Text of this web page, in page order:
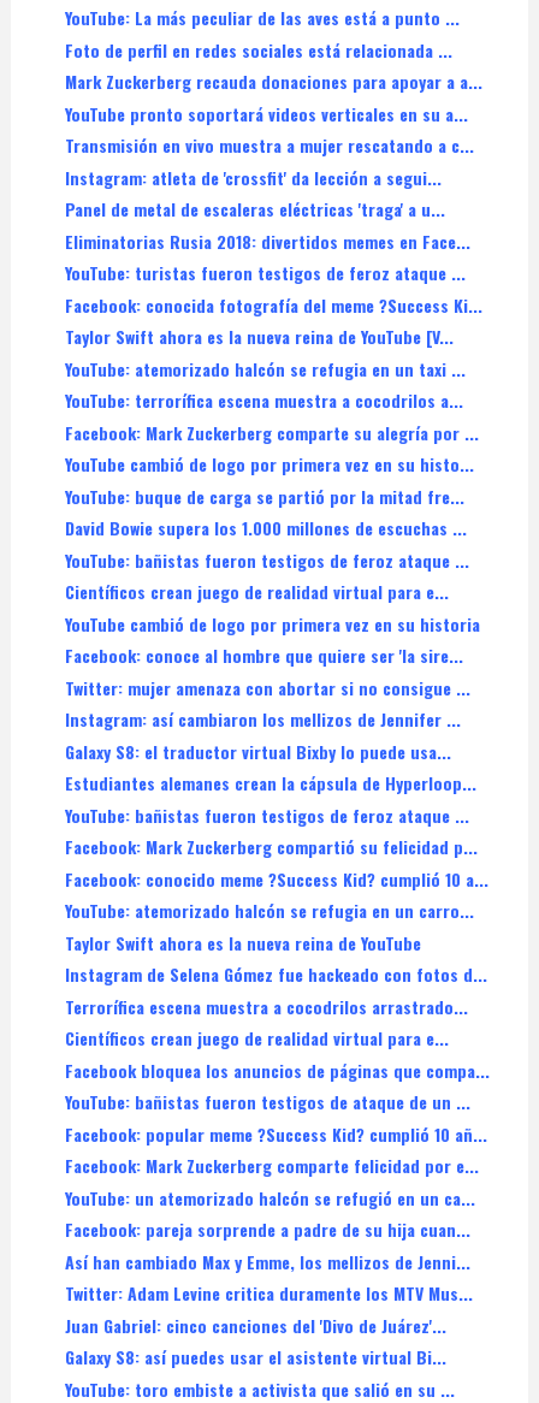
YouTube: La más peculiar de las aves está a punto ...
Foto de perfil en redes sociales está relacionada ...
Mark Zuckerberg recauda donaciones para apoyar a a...
YouTube pronto soportará videos verticales en su a...
Transmisión en vivo muestra a mujer rescatando a c...
Instagram: atleta de 'crossfit' da lección a segui...
Panel de metal de escaleras eléctricas 'traga' a u...
Eliminatorias Rusia 2018: divertidos memes en Face...
YouTube: turistas fueron testigos de feroz ataque ...
Facebook: conocida fotografía del meme ?Success Ki...
Taylor Swift ahora es la nueva reina de YouTube [V...
YouTube: atemorizado halcón se refugia en un taxi ...
YouTube: terrorífica escena muestra a cocodrilos a...
Facebook: Mark Zuckerberg comparte su alegría por ...
YouTube cambió de logo por primera vez en su histo...
YouTube: buque de carga se partió por la mitad fre...
David Bowie supera los 1.000 millones de escuchas ...
YouTube: bañistas fueron testigos de feroz ataque ...
Científicos crean juego de realidad virtual para e...
YouTube cambió de logo por primera vez en su historia
Facebook: conoce al hombre que quiere ser 'la sire...
Twitter: mujer amenaza con abortar si no consigue ...
Instagram: así cambiaron los mellizos de Jennifer ...
Galaxy S8: el traductor virtual Bixby lo puede usa...
Estudiantes alemanes crean la cápsula de Hyperloop...
YouTube: bañistas fueron testigos de feroz ataque ...
Facebook: Mark Zuckerberg compartió su felicidad p...
Facebook: conocido meme ?Success Kid? cumplió 10 a...
YouTube: atemorizado halcón se refugia en un carro...
Taylor Swift ahora es la nueva reina de YouTube
Instagram de Selena Gómez fue hackeado con fotos d...
Terrorífica escena muestra a cocodrilos arrastrado...
Científicos crean juego de realidad virtual para e...
Facebook bloquea los anuncios de páginas que compa...
YouTube: bañistas fueron testigos de ataque de un ...
Facebook: popular meme ?Success Kid? cumplió 10 añ...
Facebook: Mark Zuckerberg comparte felicidad por e...
YouTube: un atemorizado halcón se refugió en un ca...
Facebook: pareja sorprende a padre de su hija cuan...
Así han cambiado Max y Emme, los mellizos de Jenni...
Twitter: Adam Levine critica duramente los MTV Mus...
Juan Gabriel: cinco canciones del 'Divo de Juárez'...
Galaxy S8: así puedes usar el asistente virtual Bi...
YouTube: toro embiste a activista que salió en su ...